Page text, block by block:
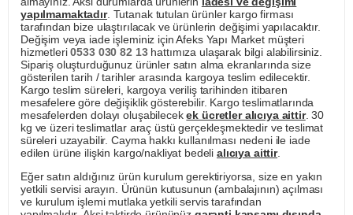
yapılmamaktadır. Tutanak tutulan ürünler kargo firması
tarafından bize ulaştırılacak ve ürünlerin değişimi yapılacaktır.
Değişim veya iade işleminiz için Afeks Yapı Market müşteri
hizmetleri0533 030 82 13hattımıza ulaşarak bilgi alabilirsiniz.
Sipariş oluşturduğunuz ürünler satın alma ekranlarında size
gösterilen tarih / tarihler arasında kargoya teslim edilecektir.
Kargo teslim süreleri, kargoya veriliş tarihinden itibaren
mesafelere göre değişiklik gösterebilir. Kargo teslimatlarında
mesafelerden dolayı oluşabilecekek ücretler alıcıya aittir. 30
kg ve üzeri teslimatlar araç üstü gerçekleşmektedir ve teslimat
süreleri uzayabilir. Cayma hakkı kullanılması nedeni ile iade
edilen ürüne ilişkin kargo/nakliyat bedeli alıcıya aittir.
Eğer satın aldığınız ürün kurulum gerektiriyorsa, size en yakın
yetkili servisi arayın. Ürünün kutusunun (ambalajının) açılması
ve kurulum işlemi mutlaka yetkili servis tarafından